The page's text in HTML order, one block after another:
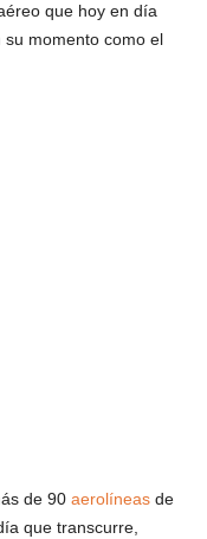
que hoy en día
momento como el
de 90 aerolíneas de
que transcurre,